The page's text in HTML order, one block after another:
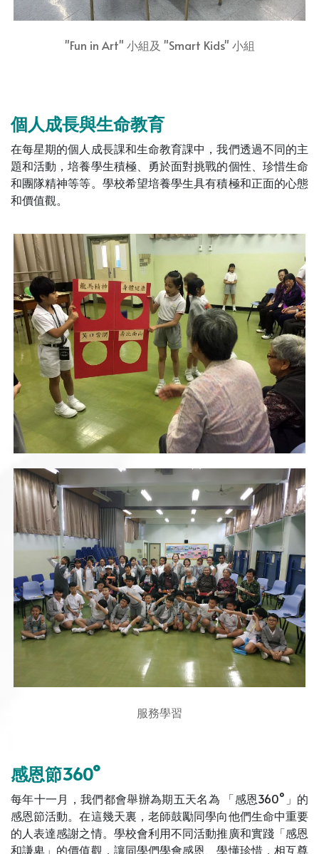
"Fun in Art" 小組及 "Smart Kids" 小組
個人成長與生命教育
在每星期的個人成長課和生命教育課中，我們透過不同的主
題和活動，培養學生積極、勇於面對挑戰的個性、珍惜生命
和團隊精神等等。學校希望培養學生具有積極和正面的心態
和價值觀。
服務學習
感恩節360°
每年十一月，我們都會舉辦為期五天名為 「感恩360°」的
感恩節活動。在這幾天裏，老師鼓勵同學向他們生命中重要
的人表達感謝之情。學校會利用不同活動推廣和實踐「感恩
和謙卑」的價值觀，讓同學們學會感恩、學懂珍惜，相互尊